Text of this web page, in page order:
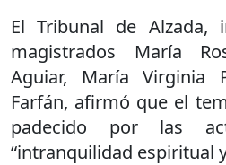
El Tribunal de Alzada,
magistrados María
Aguiar, María Virginia
Farfán, afirmó que el
padecido por las
“intranquilidad espiritual